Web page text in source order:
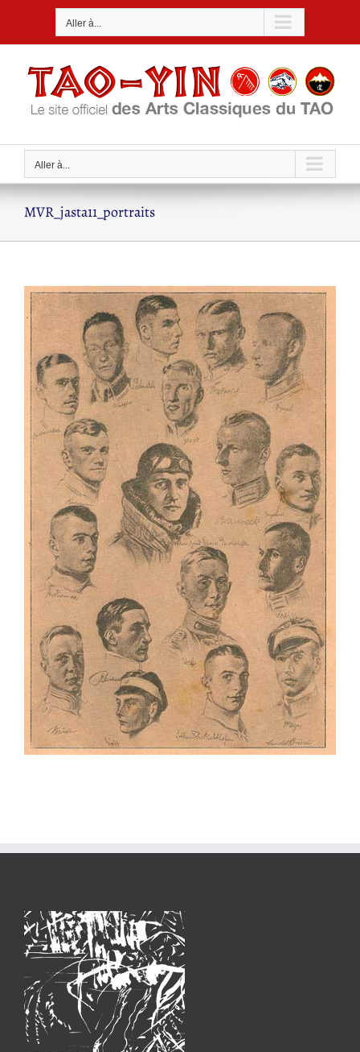
Aller à...
Aller à...
MVR_jasta11_portraits